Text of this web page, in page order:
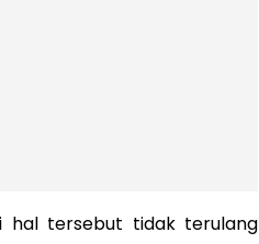
hal tersebut tidak terulang